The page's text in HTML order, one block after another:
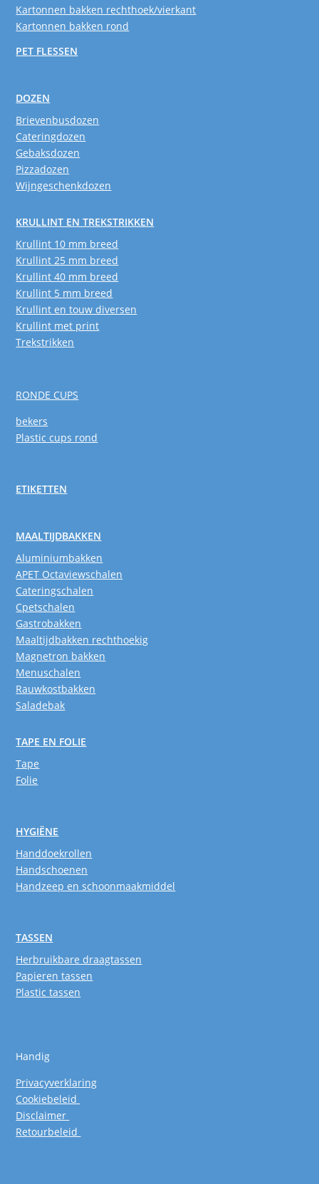
Kartonnen bakken rechthoek/vierkant
Kartonnen bakken rond
PET FLESSEN
DOZEN
Brievenbusdozen
Cateringdozen
Gebaksdozen
Pizzadozen
Wijngeschenkdozen
KRULLINT EN TREKSTRIKKEN
Krullint 10 mm breed
Krullint 25 mm breed
Krullint 40 mm breed
Krullint 5 mm breed
Krullint en touw diversen
Krullint met print
Trekstrikken
RONDE CUPS
bekers
Plastic cups rond
ETIKETTEN
MAALTIJDBAKKEN
Aluminiumbakken
APET Octaviewschalen
Cateringschalen
Cpetschalen
Gastrobakken
Maaltijdbakken rechthoekig
Magnetron bakken
Menuschalen
Rauwkostbakken
Saladebak
TAPE EN FOLIE
Tape
Folie
HYGIËNE
Handdoekrollen
Handschoenen
Handzeep en schoonmaakmiddel
TASSEN
Herbruikbare draagtassen
Papieren tassen
Plastic tassen
Handig
Privacyverklaring
Cookiebeleid
Disclaimer
Retourbeleid